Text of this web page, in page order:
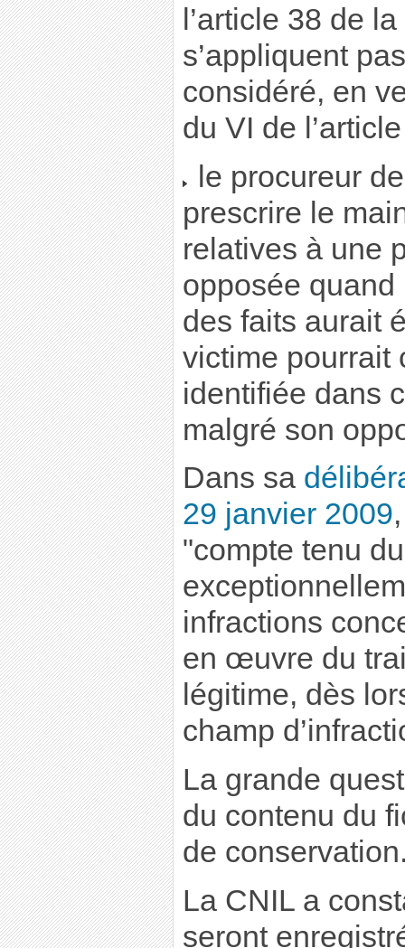
l’article 38 de
s’appliquent
considéré, en
du VI de
le procureur
prescrire le
relatives à une
opposée quand
des faits aurait
victime pourrait
identifiée dans
malgré son
Dans sa
29 janvier 2009
"compte tenu
infractions
en œuvre du
légitime, dès
champ
La grande
du contenu du
de
La CNIL a
seront